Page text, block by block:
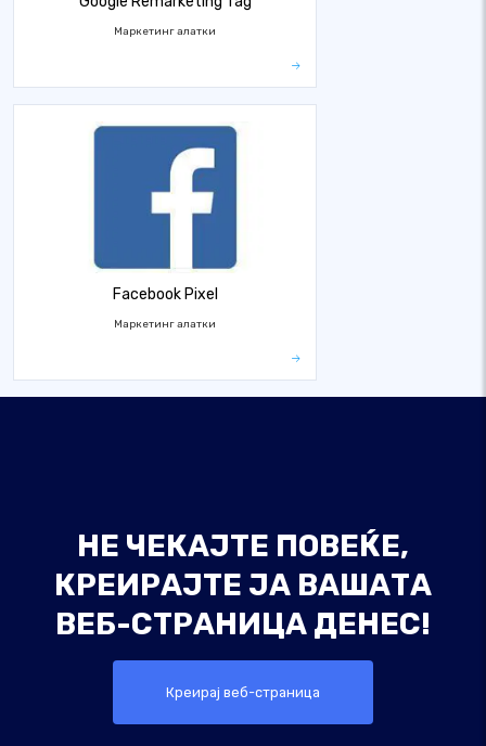
Маркетинг алатки
Facebook Pixel
Маркетинг алатки
НЕ ЧЕКАЈТЕ ПОВЕЌЕ,
КРЕИРАЈТЕ ЈА ВАШАТА
ВЕБ-СТРАНИЦА ДЕНЕС!
Креирај веб-страница